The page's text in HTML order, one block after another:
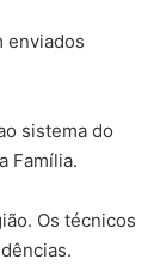
enviados
sistema do
Família.
Os técnicos